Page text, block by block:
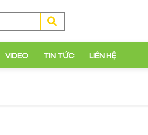
VIDEO TIN TỨC LIÊN HỆ